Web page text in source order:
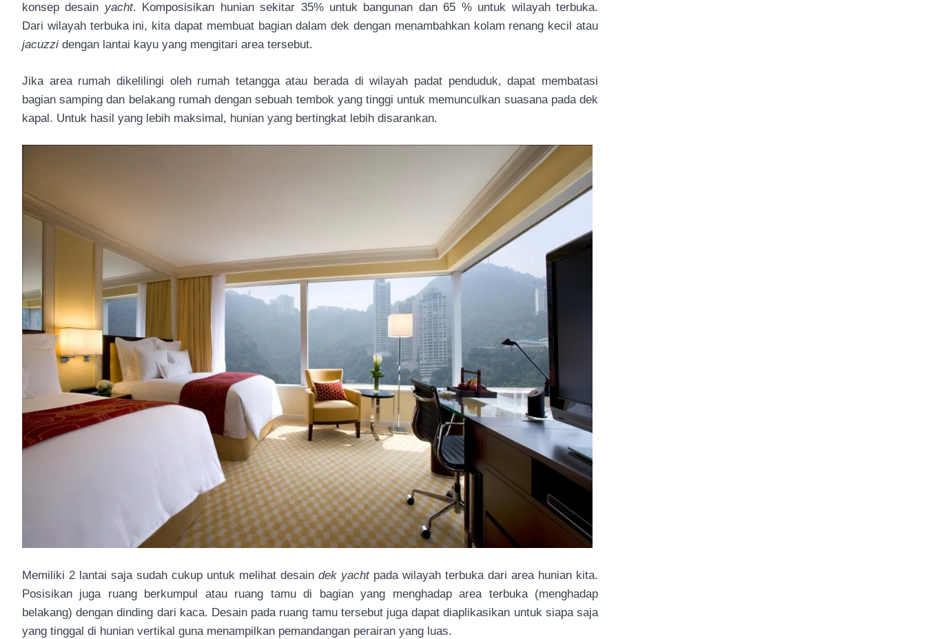
konsep desain yacht. Komposisikan hunian sekitar 35% untuk bangunan dan 65 % untuk wilayah terbuka.
Dari wilayah terbuka ini, kita dapat membuat bagian dalam dek dengan menambahkan kolam renang kecil atau
jacuzzi dengan lantai kayu yang mengitari area tersebut.
Jika area rumah dikelilingi oleh rumah tetangga atau berada di wilayah padat penduduk, dapat membatasi
bagian samping dan belakang rumah dengan sebuah tembok yang tinggi untuk memunculkan suasana pada dek
kapal. Untuk hasil yang lebih maksimal, hunian yang bertingkat lebih disarankan.
Memiliki 2 lantai saja sudah cukup untuk melihat desain dek yachtpada wilayah terbuka dari area hunian kita.
Posisikan juga ruang berkumpul atau ruang tamu di bagian yang menghadap area terbuka (menghadap
belakang) dengan dinding dari kaca. Desain pada ruang tamu tersebut juga dapat diaplikasikan untuk siapa saja
yang tinggal di hunian vertikal guna menampilkan pemandangan perairan yang luas.